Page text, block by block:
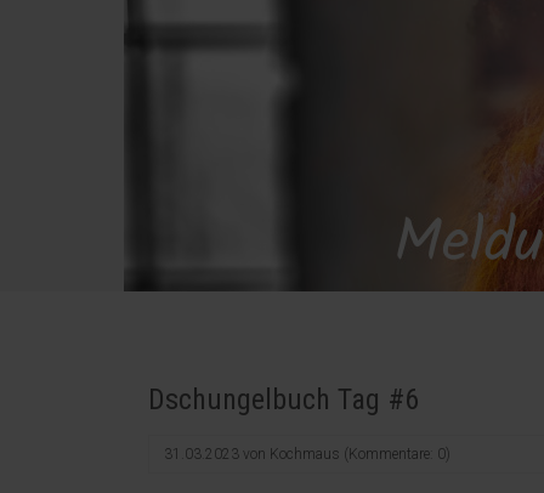
Dschungelbuch Tag #6
31.03.2023 von Kochmaus (Kommentare: 0)